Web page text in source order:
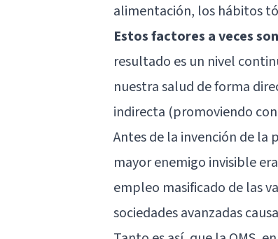
alimentación, los hábitos
Estos factores a veces
resultado es un nivel
nuestra salud de forma
indirecta (promoviendo
Antes de la invención de la
mayor enemigo invisible
empleo masificado de las
sociedades avanzadas